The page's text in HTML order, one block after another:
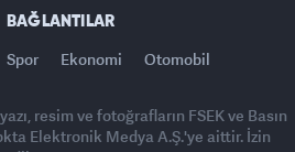
BAĞLANTILAR
Spor Ekonomi Otomobil
resim ve fotoğrafların FSEK ve Basın
Elektronik Medya A.Ş.'ye aittir. İzin